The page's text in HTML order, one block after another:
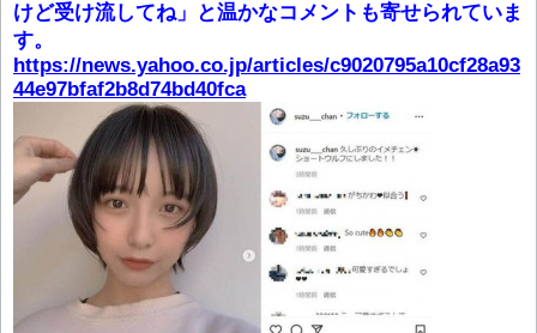
けど受け流してね」と温かなコメントも寄せられていま
す。
https://news.yahoo.co.jp/articles/c9020795a10cf28a93
44e97bfaf2b8d74bd40fca